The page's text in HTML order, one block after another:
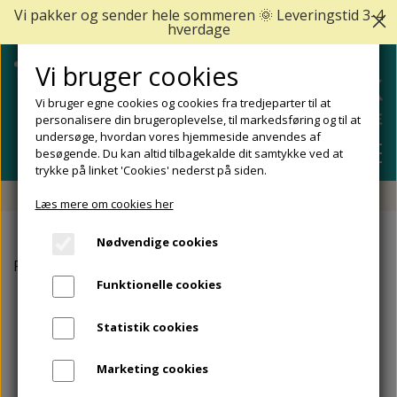
SHOP
FODCREMER
NEGLESVAMP
REDSKABER TIL FODPLEJE OG NEGLEPLEJE
FODFILE OG FODHØVLE
SÅLER, FODINDLÆG OG AFLASTNINGER
FODPROBLEMER
APOFYSITIS CALCANEI/SEVERS SYNDROM
REJSESTØRRELSER
MÆRKER
Fri fragt fra 499 DKK - Levering 1-2 hverdage
Forside
Vi bruger cookies
Vi bruger egne cookies og cookies fra tredjeparter til at
personalisere din brugeroplevelse, til markedsføring og til at
undersøge, hvordan vores hjemmeside anvendes af
besøgende. Du kan altid tilbagekalde dit samtykke ved at
trykke på linket 'Cookies' nederst på siden.
Læs mere om cookies her
Nødvendige cookies
Funktionelle cookies
Statistik cookies
Marketing cookies
Vi pakker og sender hele sommeren 🌞 Leveringstid 3-4
hverdage